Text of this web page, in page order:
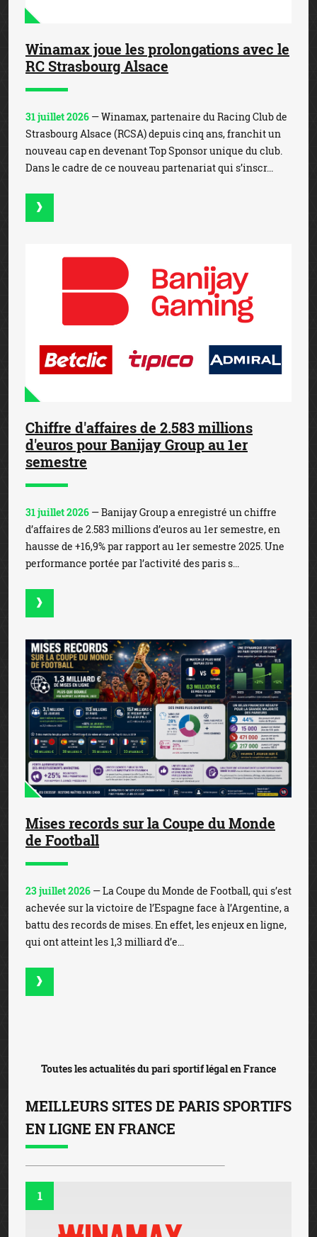
Winamax joue les prolongations avec le
RC Strasbourg Alsace
31 juillet 2026 — Winamax, partenaire du Racing Club de
Strasbourg Alsace (RCSA) depuis cinq ans, franchit un
nouveau cap en devenant Top Sponsor unique du club.
Dans le cadre de ce nouveau partenariat qui s’inscr...
Chiffre d'affaires de 2.583 millions
d'euros pour Banijay Group au 1er
semestre
31 juillet 2026 — Banijay Group a enregistré un chiffre
d’affaires de 2.583 millions d’euros au 1er semestre, en
hausse de +16,9% par rapport au 1er semestre 2025. Une
performance portée par l’activité des paris s...
Mises records sur la Coupe du Monde
de Football
23 juillet 2026 — La Coupe du Monde de Football, qui s’est
achevée sur la victoire de l’Espagne face à l’Argentine, a
battu des records de mises. En effet, les enjeux en ligne,
qui ont atteint les 1,3 milliard d’e...
Toutes les actualités du pari sportif légal en France
MEILLEURS SITES DE PARIS SPORTIFS
EN LIGNE EN FRANCE
1